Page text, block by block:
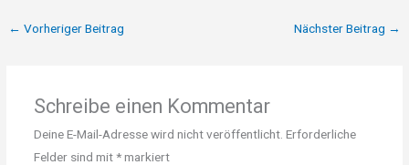
← Vorheriger Beitrag Nächster Beitrag →
Schreibe einen Kommentar
Deine E-Mail-Adresse wird nicht veröffentlicht. Erforderliche
Felder sind mit*markiert